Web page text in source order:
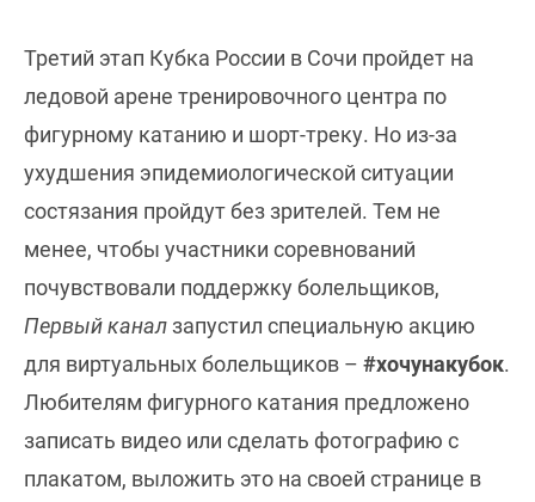
Третий этап Кубка России в Сочи пройдет на
ледовой арене тренировочного центра по
фигурному катанию и шорт-треку. Но из-за
ухудшения эпидемиологической ситуации
состязания пройдут без зрителей. Тем не
менее, чтобы участники соревнований
почувствовали поддержку болельщиков,
Первый каналзапустил специальную акцию
для виртуальных болельщиков – #хочунакубок.
Любителям фигурного катания предложено
записать видео или сделать фотографию с
плакатом, выложить это на своей странице в